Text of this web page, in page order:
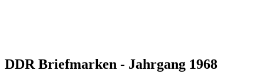
DDR Briefmarken - Jahrgang 1968